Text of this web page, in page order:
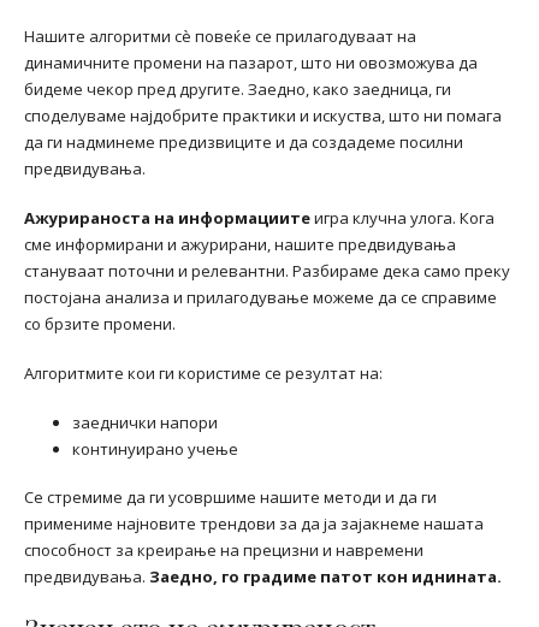
Нашите алгоритми сè повеќе се прилагодуваат на
динамичните промени на пазарот, што ни овозможува да
бидеме чекор пред другите. Заедно, како заедница, ги
споделуваме најдобрите практики и искуства, што ни помага
да ги надминеме предизвиците и да создадеме посилни
предвидувања.
Ажурираноста на информациитеигра клучна улога. Кога
сме информирани и ажурирани, нашите предвидувања
стануваат поточни и релевантни. Разбираме дека само преку
постојана анализа и прилагодување можеме да се справиме
со брзите промени.
Алгоритмите кои ги користиме се резултат на:
заеднички напори
континуирано учење
Се стремиме да ги усовршиме нашите методи и да ги
примениме најновите трендови за да ја зајакнеме нашата
способност за креирање на прецизни и навремени
предвидувања. Заедно, го градиме патот кон иднината.